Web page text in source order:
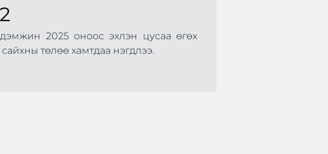
2025 оноос эхлэн цусаа өгөх
төлөө хамтдаа нэгдлээ.